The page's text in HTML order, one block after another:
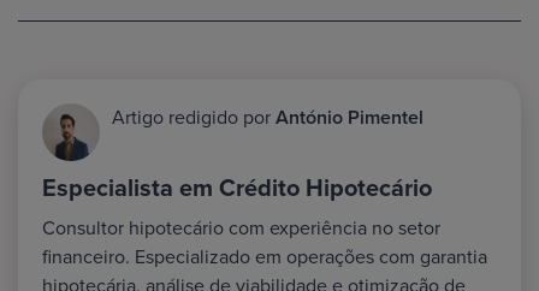
Artigo redigido porAntónio Pimentel
Especialista em Crédito Hipotecário
Consultor hipotecário com experiência no setor
financeiro. Especializado em operações com garantia